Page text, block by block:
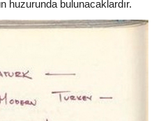
huzurunda bulunacaklardır.